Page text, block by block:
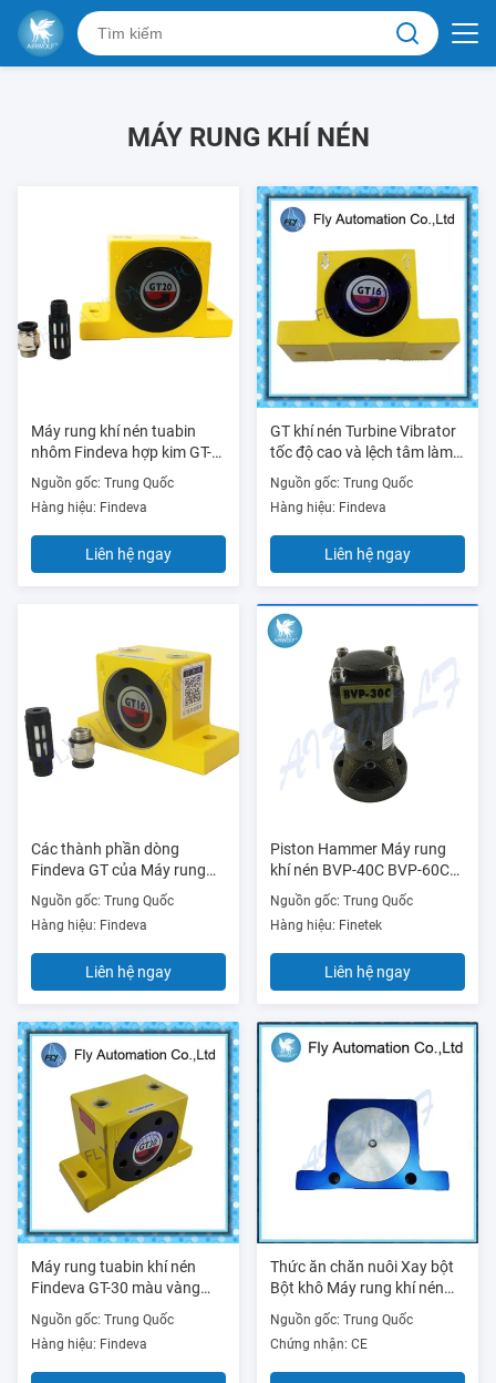
MÁY RUNG KHÍ NÉN
Máy rung khí nén tuabin
nhôm Findeva hợp kim GT-
25 GT16 GT20 1/4 "
Nguồn gốc: Trung Quốc
Hàng hiệu: Findeva
Liên hệ ngay
GT khí nén Turbine Vibrator
tốc độ cao và lệch tâm làm
việc Miếng
Nguồn gốc: Trung Quốc
Hàng hiệu: Findeva
Liên hệ ngay
Các thành phần dòng
Findeva GT của Máy rung
tuabin khí nén GT -16
Nguồn gốc: Trung Quốc
Hàng hiệu: Findeva
Liên hệ ngay
Piston Hammer Máy rung
khí nén BVP-40C BVP-60C
BVP-30C
Nguồn gốc: Trung Quốc
Hàng hiệu: Finetek
Liên hệ ngay
Máy rung tuabin khí nén
Findeva GT-30 màu vàng
Đáp ứng nhanh Tiếng ồn
thấp
Nguồn gốc: Trung Quốc
Hàng hiệu: Findeva
Thức ăn chăn nuôi Xay bột
Bột khô Máy rung khí nén
điện Chu kỳ làm việc liên tục
Nguồn gốc: Trung Quốc
Chứng nhận: CE